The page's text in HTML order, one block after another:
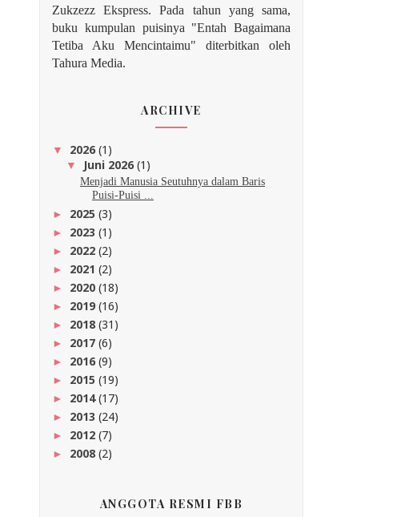
Zukzezz Ekspress. Pada tahun yang sama,
buku kumpulan puisinya "Entah Bagaimana
Tetiba Aku Mencintaimu" diterbitkan oleh
Tahura Media.
ARCHIVE
▼ 2026(1)
▼ Juni 2026(1)
Menjadi Manusia Seutuhnya dalam Baris
Puisi-Puisi ...
► 2025 (3)
► 2023 (1)
► 2022 (2)
► 2021 (2)
► 2020 (18)
► 2019(16)
► 2018 (31)
► 2017 (6)
► 2016(9)
► 2015 (19)
► 2014(17)
► 2013 (24)
► 2012 (7)
► 2008 (2)
ANGGOTA RESMI FBB